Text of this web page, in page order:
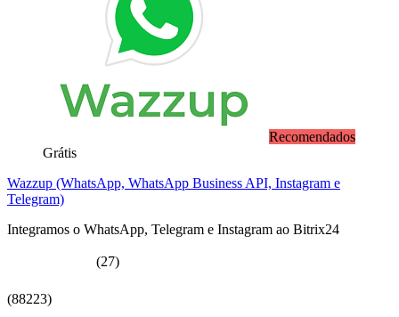
Recomendados
Grátis
Wazzup (WhatsApp, WhatsApp Business API, Instagram e
Telegram)
Integramos o WhatsApp, Telegram e Instagram ao Bitrix24
(27)
(88223)